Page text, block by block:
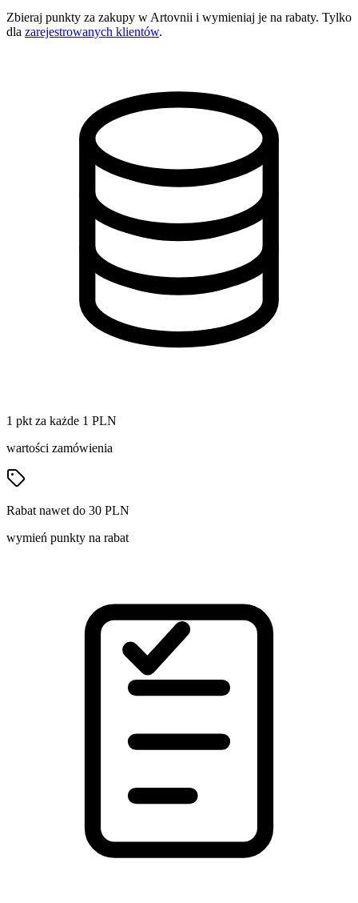
Zbieraj punkty za zakupy w Artovnii i wymieniaj je na rabaty. Tylko
dla zarejestrowanych klientów.
1 pkt za każde 1 PLN
wartości zamówienia
Rabat nawet do 30 PLN
wymień punkty na rabat